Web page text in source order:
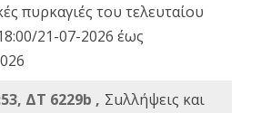
πυρκαγιές του τελευταίου
21-07-2026 έως
ΔΤ 6229b , Σuλλήψεις και